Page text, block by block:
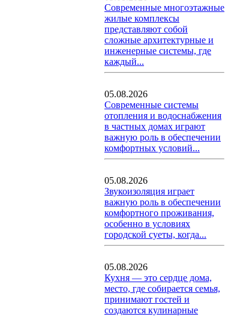
Современные многоэтажные
жилые комплексы
представляют собой
сложные архитектурные и
инженерные системы, где
каждый...
05.08.2026
Современные системы
отопления и водоснабжения
в частных домах играют
важную роль в обеспечении
комфортных условий...
05.08.2026
Звукоизоляция играет
важную роль в обеспечении
комфортного проживания,
особенно в условиях
городской суеты, когда...
05.08.2026
Кухня — это сердце дома,
место, где собирается семья,
принимают гостей и
создаются кулинарные